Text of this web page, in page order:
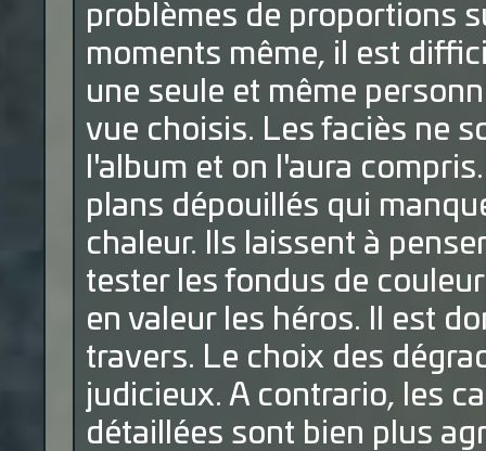
problèmes de proportions
moments même, il est
une seule et même
vue choisis. Les faciès ne
l'album et on l'aura
plans dépouillés qui
chaleur. Ils laissent à
tester les fondus de
en valeur les héros. Il est
travers. Le choix des
judicieux. A contrario, les
détaillées sont bien plus